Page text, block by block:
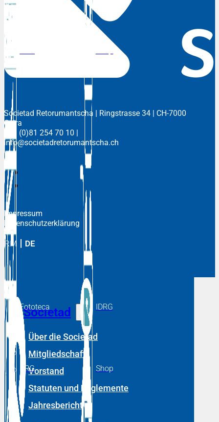
Societad Retorumantscha | Ringstrasse 34 | CH-7000
Cuira
+41 (0)81 254 70 10 |
info@societadretorumantscha.ch
Impressum
Datenschutzerklärung
RM DE
Societad
Über die Societad
Mitgliedschaft
Vorstand
Statuten und Reglemente
Jahresberichte
Fototeca IDRG
DRG Shop